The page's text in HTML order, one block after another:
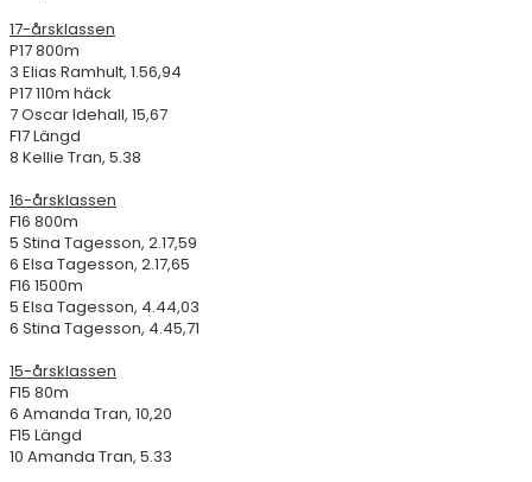
17-årsklassen
P17 800m
3 Elias Ramhult, 1.56,94
P17 110m häck
7 Oscar Idehall, 15,67
F17 Längd
8 Kellie Tran, 5.38
16-årsklassen
F16 800m
5 Stina Tagesson, 2.17,59
6 Elsa Tagesson, 2.17,65
F16 1500m
5 Elsa Tagesson, 4.44,03
6 Stina Tagesson, 4.45,71
15-årsklassen
F15 80m
6 Amanda Tran, 10,20
F15 Längd
10 Amanda Tran, 5.33